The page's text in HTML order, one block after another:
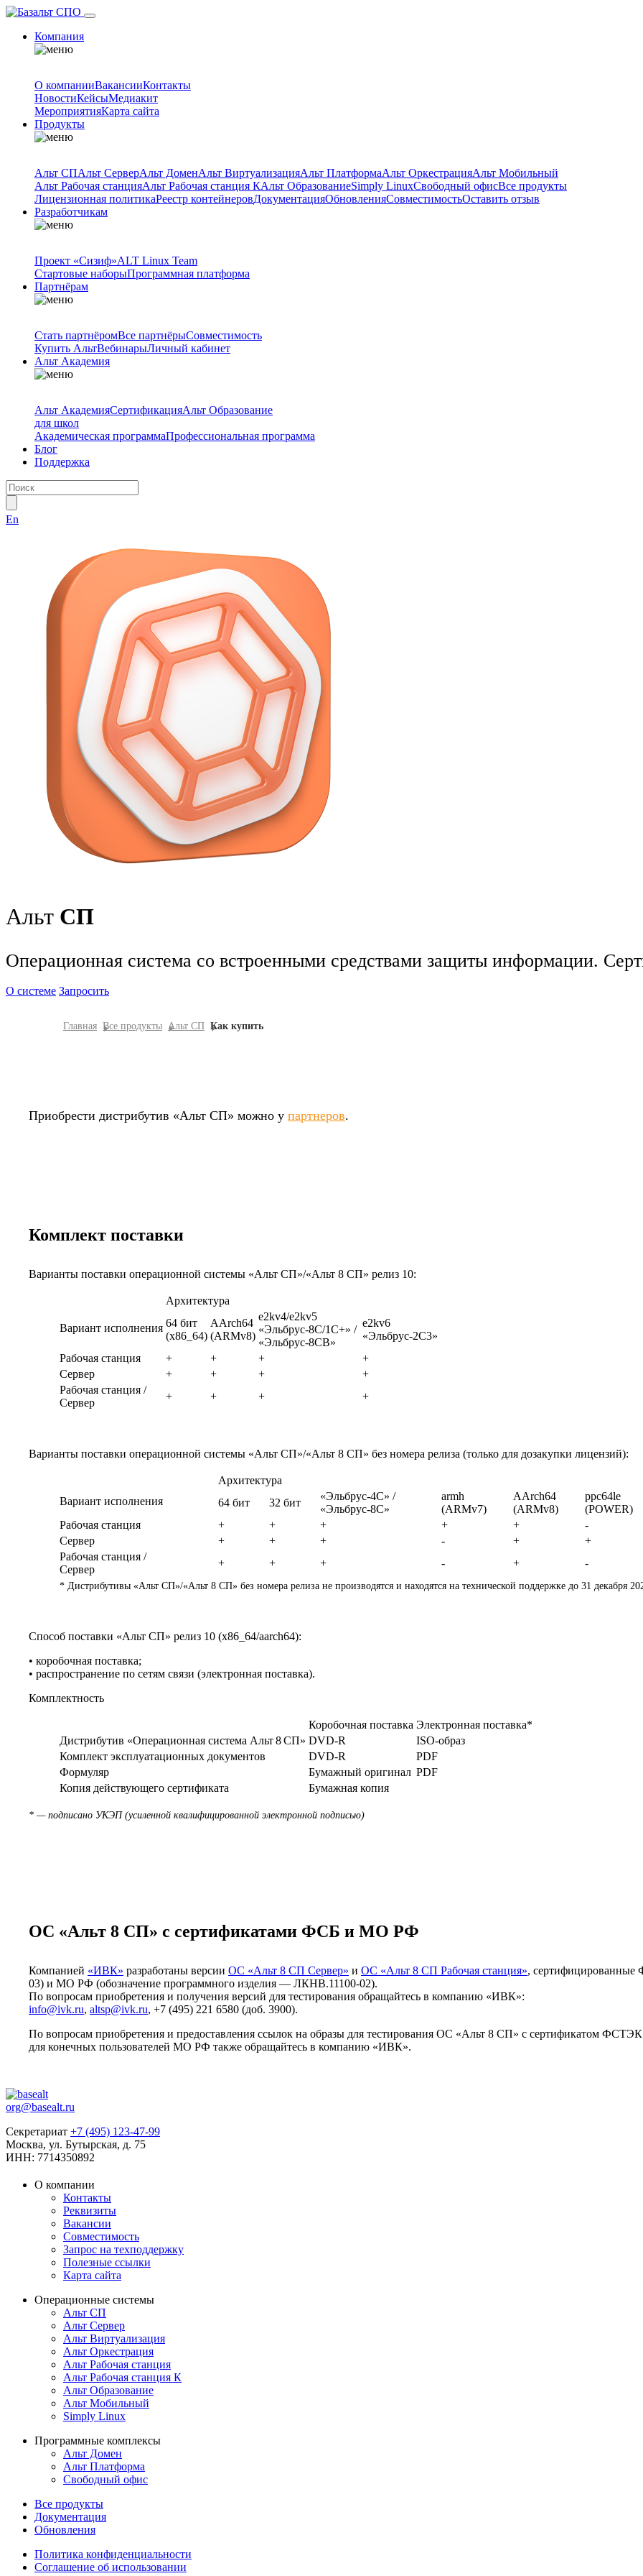
Компания
О компанииВакансииКонтакты
НовостиКейсыМедиакит
МероприятияКарта сайта
Продукты
Альт СПАльт СерверАльт ДоменАльт ВиртуализацияАльт ПлатформаАльт ОркестрацияАльт Мобильный
Альт Рабочая станцияАльт Рабочая станция КАльт ОбразованиеSimply LinuxСвободный офисВсе продукты
Лицензионная политикаРеестр контейнеровДокументацияОбновленияСовместимостьОставить отзыв
Разработчикам
Проект «Сизиф»ALT Linux Team
Стартовые наборыПрограммная платформа
Партнёрам
Стать партнёромВсе партнёрыСовместимость
Купить АльтВебинарыЛичный кабинет
Альт Академия
Альт АкадемияСертификацияАльт Образование
для школ
Академическая программаПрофессиональная программа
Блог
Поддержка
En
Альт СП
Операционная система со встроенными средствами защиты информации.
О системе Запросить
Главная Все продукты Альт СП Как купить
Приобрести дистрибутив «Альт СП» можно у партнеров.
Комплект поставки
Варианты поставки операционной системы «Альт СП»/«Альт 8 СП» релиз 10:
Вариант исполнения
Архитектура
64 бит
(x86_64)
AArch64
(ARMv8)
e2kv4/e2kv5
«Эльбрус-8С/1C+» /
«Эльбрус-8СВ»
e2kv6
«Эльбрус-2C3»
Рабочая станция
+ + +
+
Сервер
+ + +
+
Рабочая станция /
Сервер
+ + + +
Варианты поставки операционной системы «Альт СП»/«Альт 8 СП» без номера релиза (только для дозакупки лицензий):
Вариант исполнения
Архитектура
64 бит
32 бит
«Эльбрус-4С» /
«Эльбрус-8С»
armh
(ARMv7)
AArch64
(ARMv8)
ppc64le
(POWER)
Рабочая станция
+ + + + +
-
Сервер
+ + + - +
+
Рабочая станция /
Сервер
+ + + - + -
* Дистрибутивы «Альт СП»/«Альт 8 СП» без номера релиза не производятся и находятся на технической поддержке до 31 декабря
Способ поставки «Альт СП» релиз 10 (x86_64/aarch64):
• коробочная поставка;
• распространение по сетям связи (электронная поставка).
Комплектность
Коробочная поставка Электронная поставка*
Дистрибутив «Операционная система Альт 8 СП» DVD-R
ISO-образ
Комплект эксплуатационных документов
DVD-R
PDF
Формуляр
Бумажный оригинал PDF
Копия действующего сертификата
Бумажная копия
* — подписано УКЭП (усиленной квалифицированной электронной подписью)
ОС «Альт 8 СП» с сертификатами ФСБ и МО РФ
Компанией «ИВК» разработаны версии ОС «Альт 8 СП Сервер» и ОС «Альт 8 СП Рабочая станция», сертифицированные
03) и МО РФ (обозначение программного изделия — ЛКНВ.11100-02).
По вопросам приобретения и получения версий для тестирования обращайтесь в компанию «ИВК»:
info@ivk.ru, altsp@ivk.ru, +7 (495) 221 6580 (доб. 3900).
По вопросам приобретения и предоставления ссылок на образы для тестирования ОС «Альт 8 СП» с сертификатом
для конечных пользователей МО РФ также обращайтесь в компанию «ИВК».
org@basealt.ru
Секретариат +7 (495) 123-47-99
Москва, ул. Бутырская, д. 75
ИНН: 7714350892
О компании
Контакты
Реквизиты
Вакансии
Совместимость
Запрос на техподдержку
Полезные ссылки
Карта сайта
Операционные системы
Альт СП
Альт Сервер
Альт Виртуализация
Альт Оркестрация
Альт Рабочая станция
Альт Рабочая станция К
Альт Образование
Альт Мобильный
Simply Linux
Программные комплексы
Альт Домен
Альт Платформа
Свободный офис
Все продукты
Документация
Обновления
Политика конфиденциальности
Соглашение об использовании